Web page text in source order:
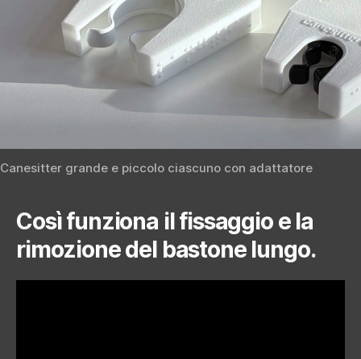
Canesitter grande e piccolo ciascuno con adattatore
Così funziona il fissaggio e la
rimozione del bastone lungo.